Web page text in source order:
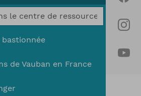
de Vauban en France